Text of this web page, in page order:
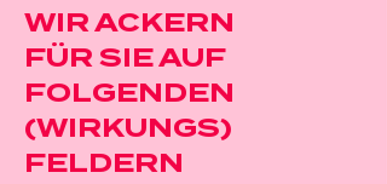
WIR ACKERN
FÜR SIE AUF
FOLGENDEN
(WIRKUNGS)
FELDERN